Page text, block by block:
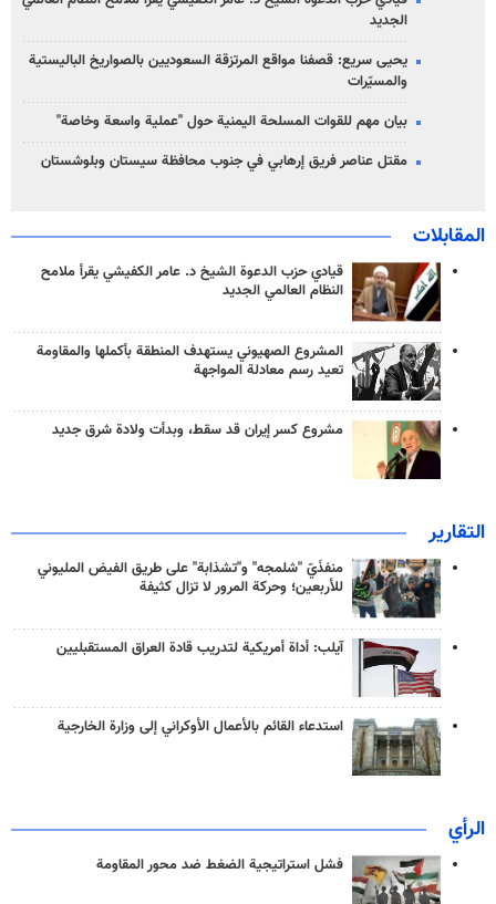
الجديد
يحيى سريع: قصفنا مواقع المرتزقة السعوديين بالصواريخ الباليستية
والمسيّرات
بيان مهم للقوات المسلحة اليمنية حول "عملية واسعة وخاصة"
مقتل عناصر فريق إرهابي في جنوب محافظة سيستان وبلوشستان
المقابلات
قيادي حزب الدعوة الشيخ د. عامر الكفيشي يقرأ ملامح
النظام العالمي الجديد
المشروع الصهيوني يستهدف المنطقة بأكملها والمقاومة
تعيد رسم معادلة المواجهة
مشروع كسر إيران قد سقط، وبدأت ولادة شرق جديد
التقارير
منفذَيّ "شلمجه" و"تشذابة" على طريق الفيض المليوني
للأربعين؛ وحركة المرور لا تزال كثيفة
آيلب: أداة أمريكية لتدريب قادة العراق المستقبليين
استدعاء القائم بالأعمال الأوكراني إلى وزارة الخارجية
الرأي
فشل استراتيجية الضغط ضد محور المقاومة